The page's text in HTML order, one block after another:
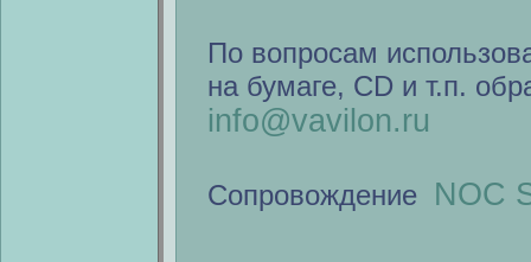
По вопросам
на бумаге, CD и т.п.
info@vavilon.ru
Сопровождение NOC